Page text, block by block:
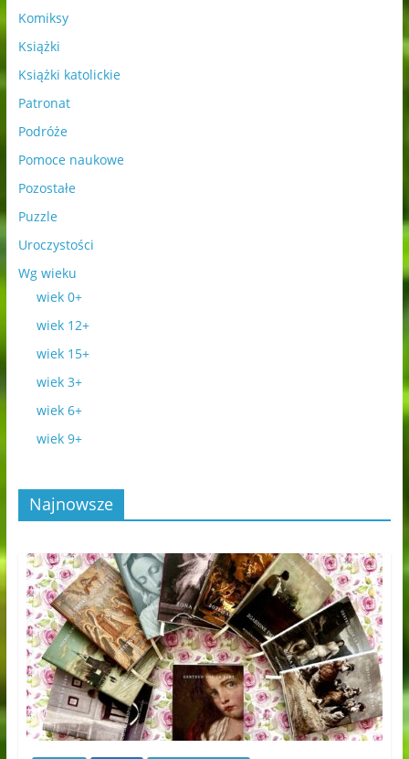
Komiksy
Książki
Książki katolickie
Patronat
Podróże
Pomoce naukowe
Pozostałe
Puzzle
Uroczystości
Wg wieku
wiek 0+
wiek 12+
wiek 15+
wiek 3+
wiek 6+
wiek 9+
Najnowsze